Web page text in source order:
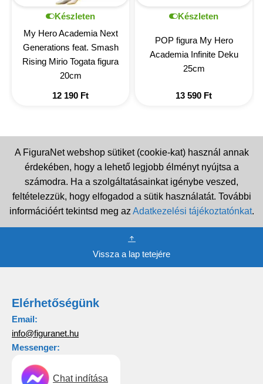
Készleten
My Hero Academia Next
Generations feat. Smash
Rising Mirio Togata figura
20cm
12 190 Ft
Készleten
POP figura My Hero
Academia Infinite Deku
25cm
13 590 Ft
A FiguraNet webshop sütiket (cookie-kat) használ annak
érdekében, hogy a lehető legjobb élményt nyújtsa a
számodra. Ha a szolgáltatásainkat igénybe veszed,
feltételezzük, hogy elfogadod a sütik használatát. További
információért tekintsd meg az Adatkezelési tájékoztatónkat.
Vissza a lap tetejére
Elérhetőségünk
Email:
info@figuranet.hu
Messenger:
Chat indítása